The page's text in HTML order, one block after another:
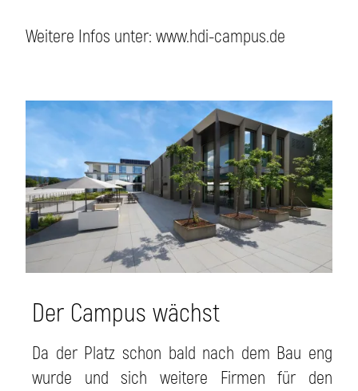
Weitere Infos unter: www.hdi-campus.de
Der Campus wächst
Da der Platz schon bald nach dem Bau eng
wurde und sich weitere Firmen für den